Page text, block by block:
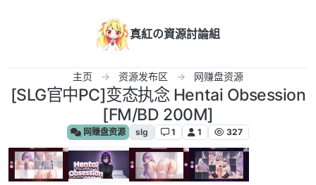
真紅の資源討論組
主页 资源发布区 网赚盘资源
[SLG官中PC]变态执念 Hentai Obsession
[FM/BD 200M]
网赚盘资源 slg 1 1 327